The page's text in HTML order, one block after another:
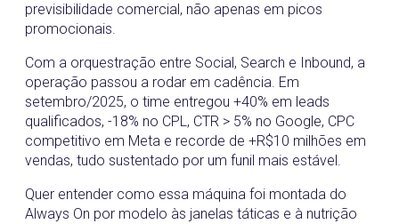
previsibilidade comercial, não apenas em picos
promocionais.
Com a orquestração entre Social, Search e Inbound, a
operação passou a rodar em cadência. Em
setembro/2025, o time entregou +40% em leads
qualificados, -18% no CPL, CTR > 5% no Google, CPC
competitivo em Meta e recorde de +R$10 milhões em
vendas, tudo sustentado por um funil mais estável.
Quer entender como essa máquina foi montada do
Always On por modelo às janelas táticas e à nutrição